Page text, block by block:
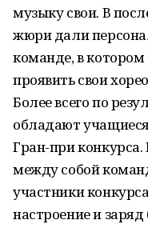
музыку свои. В
жюри дали
команде, в котором
проявить свои
Более всего по
обладают
Гран-при
между собой
участники
настроение и